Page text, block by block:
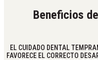
Beneficios
EL CUIDADO DENTAL
FAVORECE EL CORRECTO